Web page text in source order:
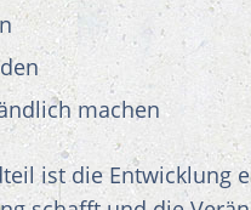
machen
ist die Entwicklung